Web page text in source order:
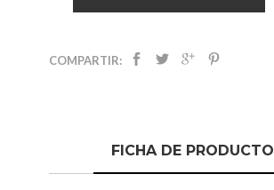
COMPARTIR:
FICHA DE PRODUCTO